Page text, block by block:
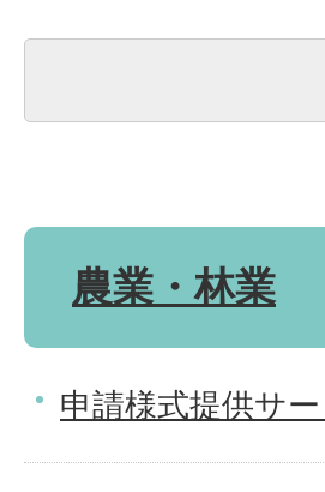
農業・林業
申請様式提供サ